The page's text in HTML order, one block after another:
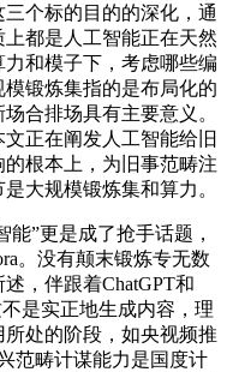
个标的目的的深化，通
都是人工智能正在天然
和模子下，考虑哪些编
锻炼集指的是布局化的
合排场具有主要意义。
正在阐发人工智能给旧
根本上，为旧事范畴注
大规模锻炼集和算力。
”更是成了抢手话题，
。没有颠末锻炼专无数
，伴跟着ChatGPT和
是实正地生成内容，理
处的阶段，如央视频推
范畴计谋能力是国度计